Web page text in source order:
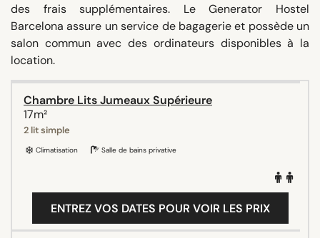
des frais supplémentaires. Le Generator Hostel
Barcelona assure un service de bagagerie et possède un
salon commun avec des ordinateurs disponibles à la
location.
Chambre Lits Jumeaux Supérieure
17m²
2 lit simple
Climatisation Salle de bains privative
ENTREZ VOS DATES POUR VOIR LES PRIX